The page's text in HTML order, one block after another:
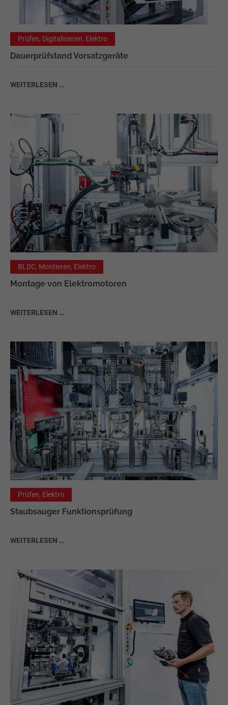
Prüfen, Digitalisieren, Elektro
Dauerprüfstand Vorsatzgeräte
WEITERLESEN …
BLDC, Montieren, Elektro
Montage von Elektromotoren
WEITERLESEN …
Prüfen, Elektro
Staubsauger Funktionsprüfung
WEITERLESEN …